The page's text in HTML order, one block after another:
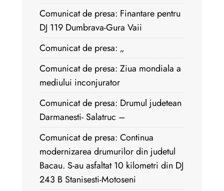
Comunicat de presa: Finantare pentru
DJ 119 Dumbrava-Gura Vaii
Comunicat de presa: „
Comunicat de presa: Ziua mondiala a
mediului inconjurator
Comunicat de presa: Drumul judetean
Darmanesti- Salatruc –
Comunicat de presa: Continua
modernizarea drumurilor din judetul
Bacau. S-au asfaltat 10 kilometri din DJ
243 B Stanisesti-Motoseni